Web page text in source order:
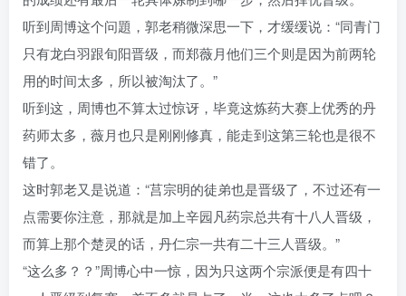
听到周博这个问題，郭老稍微深思一下，才缓缓说：“同青门
只有龙白羽跟旬阳晋级，而郑薇月他们三个则是因为前两轮
用的时间太多，所以被淘汰了。”
听到这，周博也不算太过惊讶，毕竟这炼药大赛上优秀的丹
药师太多，薇月也只是刚刚修真，能走到这第三轮也是很不
错了。
这时郭老又是说道：“莒宗明的徒弟也是晋级了，不过还有一
点需要你注意，那就是加上辛园凡药宗总共有十八人晋级，
而算上那个楚灵的话，丹仁宗一共有二十三人晋级。”
“这么多？？”周博心中一惊，因为只这两个宗派便是有四十